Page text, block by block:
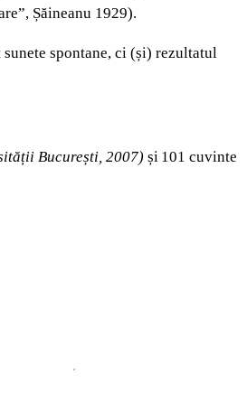
Șăineanu 1929).
spontane, ci (și) rezultatul
București, 2007) și 101 cuvinte